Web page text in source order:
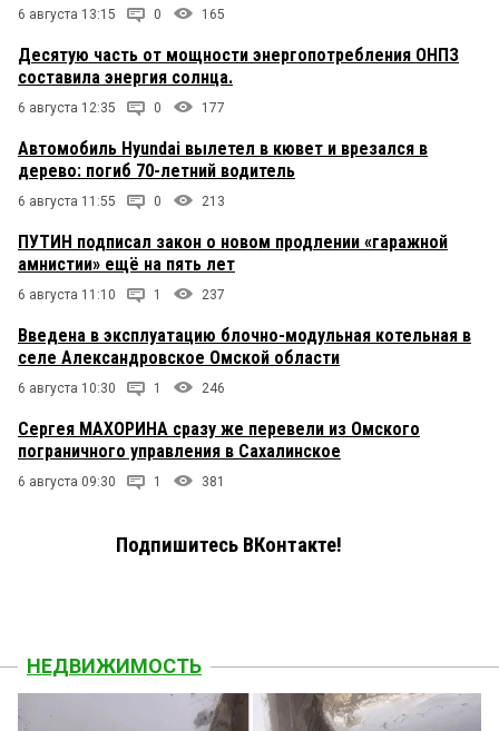
6 августа 13:15 0 165
Десятую часть от мощности энергопотребления ОНПЗ
составила энергия солнца.
6 августа 12:35 0 177
Автомобиль Hyundai вылетел в кювет и врезался в
дерево: погиб 70-летний водитель
6 августа 11:55 0 213
ПУТИН подписал закон о новом продлении «гаражной
амнистии» ещё на пять лет
6 августа 11:10 1 237
Введена в эксплуатацию блочно-модульная котельная в
селе Александровское Омской области
6 августа 10:30 1 246
Сергея МАХОРИНА сразу же перевели из Омского
пограничного управления в Сахалинское
6 августа 09:30 1 381
Подпишитесь ВКонтакте!
НЕДВИЖИМОСТЬ